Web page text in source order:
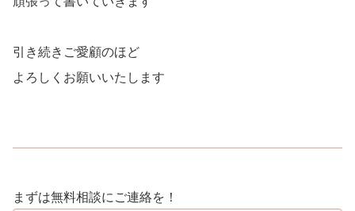
引き続きご愛顧のほど
よろしくお願いいたします
まずは無料相談にご連絡を！